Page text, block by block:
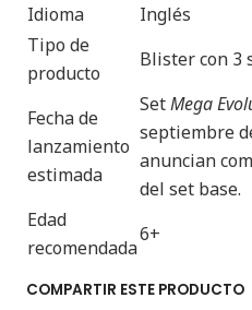
Idioma
Inglés
Tipo de
producto
Blister con 3
Fecha de
lanzamiento
estimada
SetMega
septiembre
anuncian
del set base.
Edad
recomendada
6+
COMPARTIR ESTE PRODUCTO